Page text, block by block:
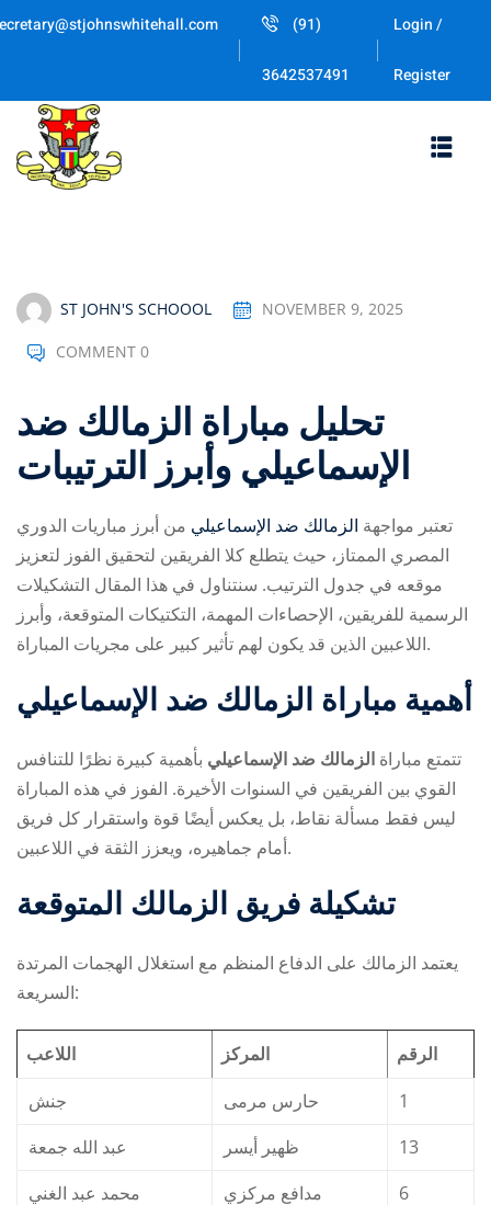
Skip
(91)
3642537491
Login /
Register
ST JOHN'S SCHOOOL NOVEMBER 9, 2025
COMMENT 0
تحليل مباراة الزمالك ضد
الإسماعيلي وأبرز الترتيبات
تعتبر مواجهة الزمالك ضد الإسماعيلي من أبرز مباريات الدوري
المصري الممتاز، حيث يتطلع كلا الفريقين لتحقيق الفوز لتعزيز
موقعه في جدول الترتيب. سنتناول في هذا المقال التشكيلات
الرسمية للفريقين، الإحصاءات المهمة، التكتيكات المتوقعة، وأبرز
اللاعبين الذين قد يكون لهم تأثير كبير على مجريات المباراة.
أهمية مباراة الزمالك ضد الإسماعيلي
تتمتع مباراة الزمالك ضد الإسماعيلي بأهمية كبيرة نظرًا للتنافس
القوي بين الفريقين في السنوات الأخيرة. الفوز في هذه المباراة
ليس فقط مسألة نقاط، بل يعكس أيضًا قوة واستقرار كل فريق
أمام جماهيره، ويعزز الثقة في اللاعبين.
تشكيلة فريق الزمالك المتوقعة
يعتمد الزمالك على الدفاع المنظم مع استغلال الهجمات المرتدة
السريعة:
اللاعب المركز
الرقم
جنش
حارس مرمى
1
عبد الله جمعة
ظهير أيسر
13
محمد عبد الغني
مدافع مركزي
6
Sign in Sign up